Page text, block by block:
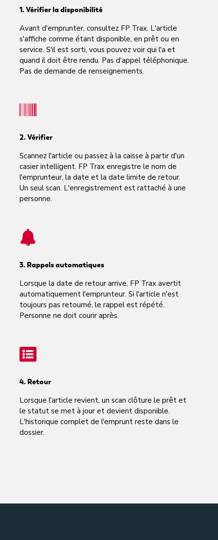
1. Vérifier la disponibilité
Avant d'emprunter, consultez FP Trax. L'article
s'affiche comme étant disponible, en prêt ou en
service. S'il est sorti, vous pouvez voir qui l'a et
quand il doit être rendu. Pas d'appel téléphonique.
Pas de demande de renseignements.
2. Vérifier
Scannez l'article ou passez à la caisse à partir d'un
casier intelligent. FP Trax enregistre le nom de
l'emprunteur, la date et la date limite de retour.
Un seul scan. L'enregistrement est rattaché à une
personne.
3. Rappels automatiques
Lorsque la date de retour arrive, FP Trax avertit
automatiquement l'emprunteur. Si l'article n'est
toujours pas retourné, le rappel est répété.
Personne ne doit courir après.
4. Retour
Lorsque l'article revient, un scan clôture le prêt et
le statut se met à jour et devient disponible.
L'historique complet de l'emprunt reste dans le
dossier.